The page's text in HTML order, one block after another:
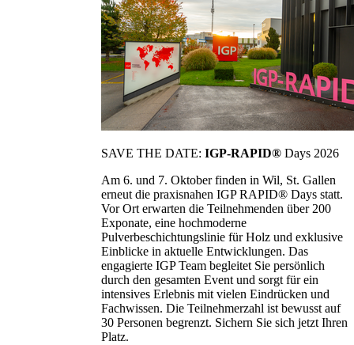
SAVE THE DATE: IGP-RAPID® Days 2026
Am 6. und 7. Oktober finden in Wil, St. Gallen
erneut die praxisnahen IGP RAPID® Days statt.
Vor Ort erwarten die Teilnehmenden über 200
Exponate, eine hochmoderne
Pulverbeschichtungslinie für Holz und exklusive
Einblicke in aktuelle Entwicklungen. Das
engagierte IGP Team begleitet Sie persönlich
durch den gesamten Event und sorgt für ein
intensives Erlebnis mit vielen Eindrücken und
Fachwissen. Die Teilnehmerzahl ist bewusst auf
30 Personen begrenzt. Sichern Sie sich jetzt Ihren
Platz.